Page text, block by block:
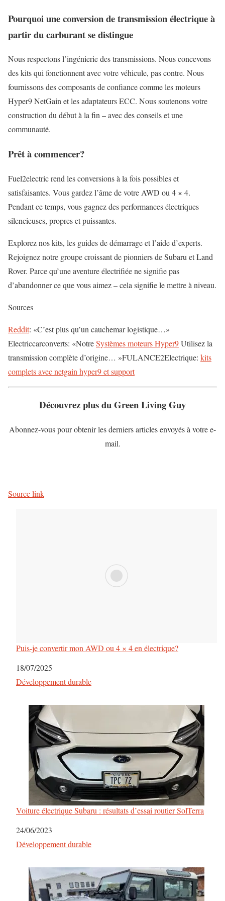
Pourquoi une conversion de transmission électrique à
partir du carburant se distingue
Nous respectons l’ingénierie des transmissions. Nous concevons
des kits qui fonctionnent avec votre véhicule, pas contre. Nous
fournissons des composants de confiance comme les moteurs
Hyper9 NetGain et les adaptateurs ECC. Nous soutenons votre
construction du début à la fin – avec des conseils et une
communauté.
Prêt à commencer?
Fuel2electric rend les conversions à la fois possibles et
satisfaisantes. Vous gardez l’âme de votre AWD ou 4 × 4.
Pendant ce temps, vous gagnez des performances électriques
silencieuses, propres et puissantes.
Explorez nos kits, les guides de démarrage et l’aide d’experts.
Rejoignez notre groupe croissant de pionniers de Subaru et Land
Rover. Parce qu’une aventure électrifiée ne signifie pas
d’abandonner ce que vous aimez – cela signifie le mettre à niveau.
Sources
Reddit: «C’est plus qu’un cauchemar logistique…»
Electriccarconverts: «NotreSystèmes moteurs Hyper9Utilisez la
transmission complète d’origine… »FULANCE2Electrique: kits
complets avec netgain hyper9 et support
Découvrez plus du Green Living Guy
Abonnez-vous pour obtenir les derniers articles envoyés à votre e-
mail.
Source link
Puis-je convertir mon AWD ou 4 × 4 en électrique?
Date
18/07/2025
Par rapport à
Développement durable
Voiture électrique Subaru : résultats d’essai routier SolTerra
Date
24/06/2023
Par rapport à
Développement durable